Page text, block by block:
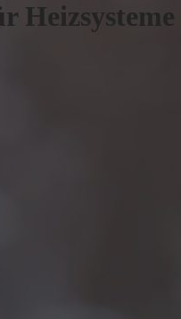
Heizsysteme